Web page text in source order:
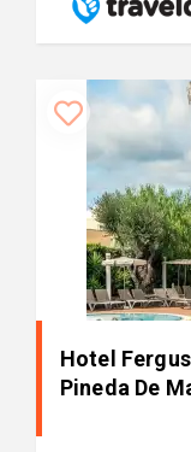
Hotel
Pineda De